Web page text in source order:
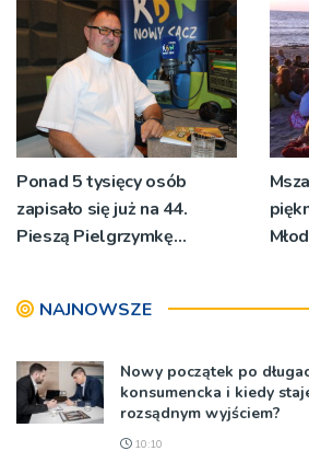
pozdrowienia
Ponad 5 tysięcy osób
zapisało się już na 44.
Pieszą Pielgrzymkę
NAJNOWSZE
Nowy początek po
konsumencka i kiedy
rozsądnym wyjściem?
10:10